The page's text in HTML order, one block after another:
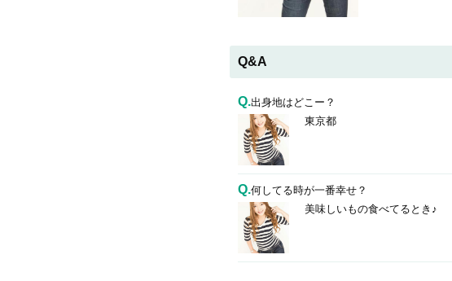
Q&A
Q.出身地はどこー？
東京都
Q.何してる時が一番幸せ？
美味しいもの食べてるとき♪